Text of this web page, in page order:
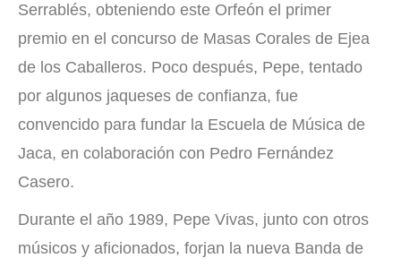
Serrablés, obteniendo este Orfeón el primer
premio en el concurso de Masas Corales de Ejea
de los Caballeros. Poco después, Pepe, tentado
por algunos jaqueses de confianza, fue
convencido para fundar la Escuela de Música de
Jaca, en colaboración con Pedro Fernández
Casero.
Durante el año 1989, Pepe Vivas, junto con otros
músicos y aficionados, forjan la nueva Banda de